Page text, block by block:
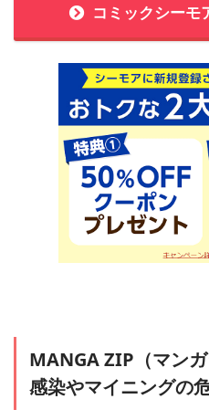
コミックシーモ
MANGA ZIP（マン
感染やマイニングの